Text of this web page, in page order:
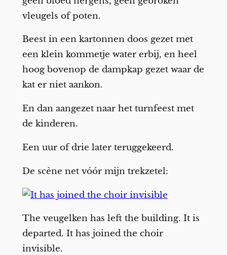
vleugels of poten.
Beest in een kartonnen doos gezet met
een klein kommetje water erbij, en heel
hoog bovenop de dampkap gezet waar de
kat er niet aankon.
En dan aangezet naar het turnfeest met
de kinderen.
Een uur of drie later teruggekeerd.
De scène net vóór mijn trekzetel:
The veugelken has left the building. It is
departed. It has joined the choir
invisible.